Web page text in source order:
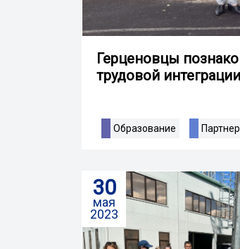
Герценовцы
трудовой
Образование
30
мая
2023